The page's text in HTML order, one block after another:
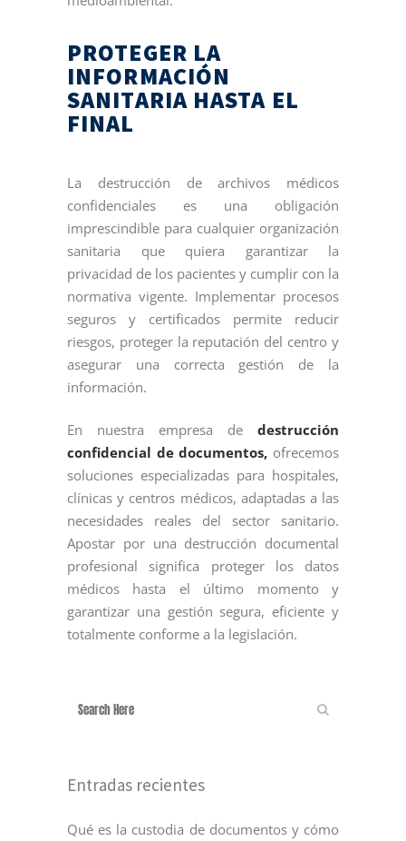
PROTEGER LA
INFORMACIÓN
SANITARIA HASTA EL
FINAL
La destrucción de archivos médicos
confidenciales es una obligación
imprescindible para cualquier organización
sanitaria que quiera garantizar la
privacidad de los pacientes y cumplir con la
normativa vigente. Implementar procesos
seguros y certificados permite reducir
riesgos, proteger la reputación del centro y
asegurar una correcta gestión de la
información.
En nuestra empresa de destrucción
confidencial de documentos, ofrecemos
soluciones especializadas para hospitales,
clínicas y centros médicos, adaptadas a las
necesidades reales del sector sanitario.
Apostar por una destrucción documental
profesional significa proteger los datos
médicos hasta el último momento y
garantizar una gestión segura, eficiente y
totalmente conforme a la legislación.
Entradas recientes
Qué es la custodia de documentos y cómo